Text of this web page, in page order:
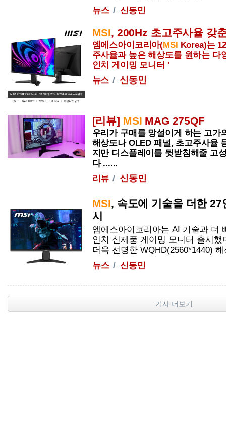
뉴스
신동민
MSI, 200Hz 초고주사율 갖
엠에스아이코리아(MSI Korea)는
주사율과 높은 해상도를 원하는 다
인치 게이밍 모니터 '
뉴스
신동민
[리뷰] MSI MAG 275QF
우리가 구매를 망설이게 하는 고가
해상도나 OLED 패널, 초고주사율
지만 디스플레이를 뒷받침해줄 고
다 ......
리뷰
신동민
MSI, 속도에 기술을 더한
시
엠에스아이코리아는 AI 기술과 더
인치 신제품 게이밍 모니터 출시
더욱 선명한 WQHD(2560*1440)
뉴스
신동민
기사 더보기